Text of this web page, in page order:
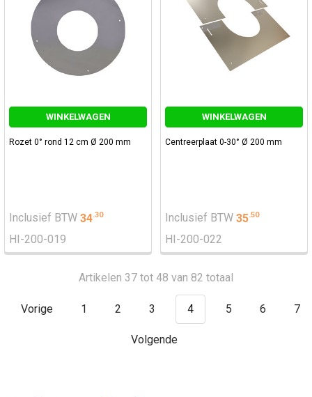
WINKELWAGEN
Rozet 0° rond 12 cm Ø 200 mm
Inclusief BTW 34.30
HI-200-019
WINKELWAGEN
Centreerplaat 0-30° Ø 200 mm
Inclusief BTW 35.50
HI-200-022
Artikelen 37 tot 48 van 82 totaal
Vorige 1 2 3 4 5 6 7
Volgende